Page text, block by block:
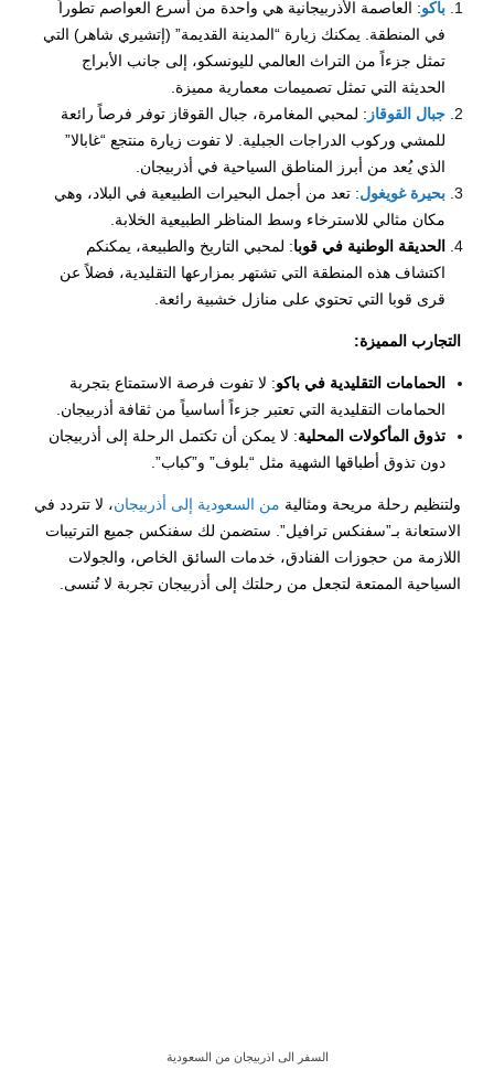
باكو: العاصمة الأذربيجانية هي واحدة من أسرع العواصم تطوراً
في المنطقة. يمكنك زيارة “المدينة القديمة” (إتشيري شاهر) التي
تمثل جزءاً من التراث العالمي لليونسكو، إلى جانب الأبراج
الحديثة التي تمثل تصميمات معمارية مميزة.
جبال القوقاز : لمحبي المغامرة، جبال القوقاز توفر فرصاً رائعة
للمشي وركوب الدراجات الجبلية. لا تفوت زيارة منتجع “غابالا”
الذي يُعد من أبرز المناطق السياحية في أذربيجان.
بحيرة غويغول: تعد من أجمل البحيرات الطبيعية في البلاد، وهي
مكان مثالي للاسترخاء وسط المناظر الطبيعية الخلابة.
الحديقة الوطنية في قوبا: لمحبي التاريخ والطبيعة، يمكنكم
اكتشاف هذه المنطقة التي تشتهر بمزارعها التقليدية، فضلاً عن
قرى قوبا التي تحتوي على منازل خشبية رائعة.
التجارب المميزة:
الحمامات التقليدية في باكو: لا تفوت فرصة الاستمتاع بتجربة
الحمامات التقليدية التي تعتبر جزءاً أساسياً من ثقافة أذربيجان.
تذوق المأكولات المحلية: لا يمكن أن تكتمل الرحلة إلى أذربيجان
دون تذوق أطباقها الشهية مثل “بلوف” و”كباب”.
ولتنظيم رحلة مريحة ومثالية من السعودية إلى أذربيجان، لا تتردد في
الاستعانة بـ”سفنكس ترافيل”. ستضمن لك سفنكس جميع الترتيبات
اللازمة من حجوزات الفنادق، خدمات السائق الخاص، والجولات
السياحية الممتعة لتجعل من رحلتك إلى أذربيجان تجربة لا تُنسى.
السفر الى اذربيجان من السعودية